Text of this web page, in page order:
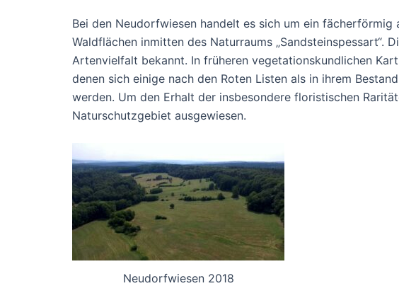
Bei den Neudorfwiesen handelt es sich um ein
Waldflächen inmitten des Naturraums
Artenvielfalt bekannt. In früheren vegetationskundlichen
denen sich einige nach den Roten Listen als in ihrem
werden. Um den Erhalt der insbesondere floristischen
Naturschutzgebiet ausgewiesen.
Neudorfwiesen 2018